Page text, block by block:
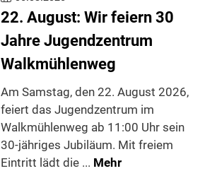
22. August: Wir feiern 30
Jahre Jugendzentrum
Walkmühlenweg
Am Samstag, den 22. August 2026,
feiert das Jugendzentrum im
Walkmühlenweg ab 11:00 Uhr sein
30-jähriges Jubiläum. Mit freiem
Eintritt lädt die ... Mehr